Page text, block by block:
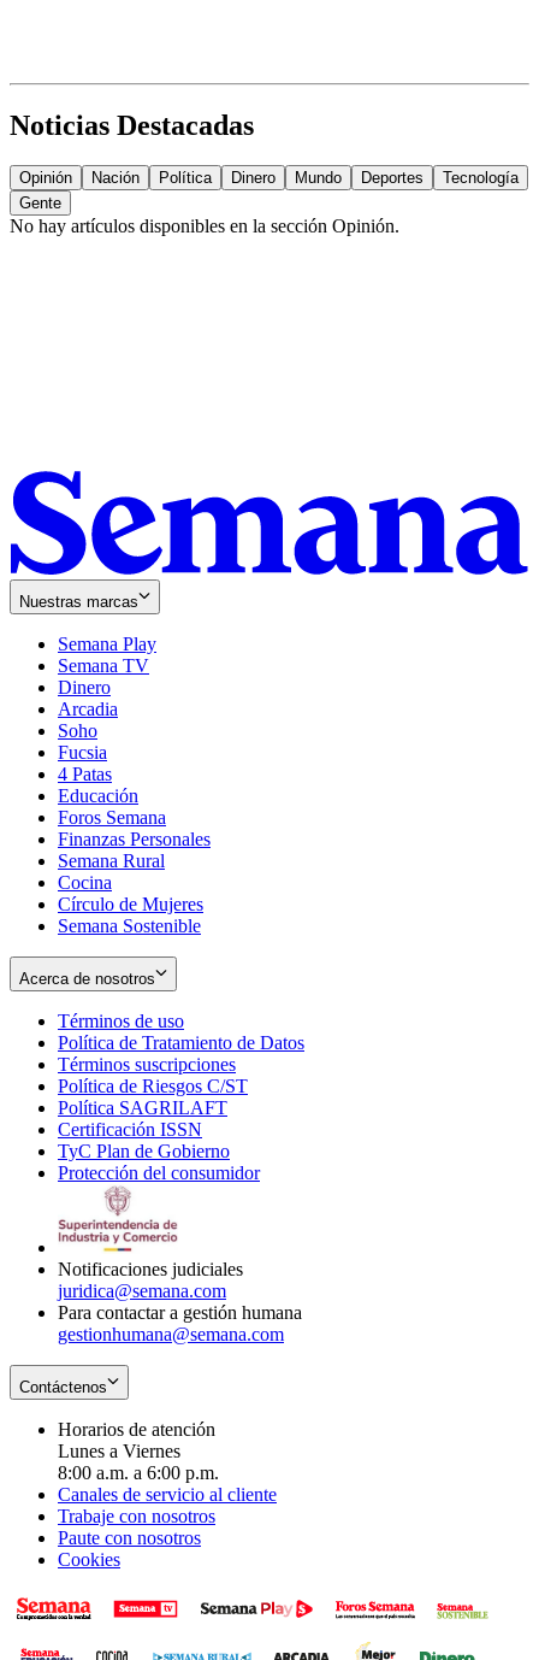
Noticias Destacadas
Opinión Nación Política Dinero Mundo Deportes
Tecnología
Gente
No hay artículos disponibles en la sección Opinión.
Nuestras marcas
Semana Play
Semana TV
Dinero
Arcadia
Soho
in
new
window
Fucsia
in
new
window
4 Patas
Educación
Foros Semana
Finanzas Personales
Semana Rural
Cocina
Círculo de Mujeres
Semana Sostenible
Acerca de nosotros
Términos de uso
in
new
window
Política de Tratamiento de Datos
Términos suscripciones
in
Política de Riesgos C/ST
Política SAGRILAFT
new
window
Certificación ISSN
in
new
TyC Plan de Gobierno
in
Protección del consumidorOpens
Notificaciones judiciales
juridica@semana.com
Para contactar a gestión humana
gestionhumana@semana.com
Contáctenos
Horarios de atención
Lunes a Viernes
8:00 a.m. a 6:00 p.m.
Canales de servicio al cliente
Trabaje con nosotros
Paute con nosotros
Cookies